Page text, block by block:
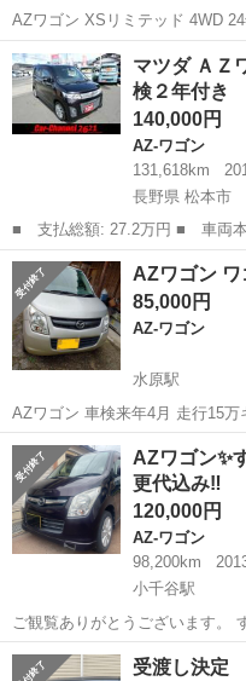
AZワゴン XSリミテッド 4WD 24年式 型式 MJ23S 車検令和9年7月
4日 走行159000キロ 不具合無し ナビTV ドラレコ バックモニター 内新潟 見附市 見附駅
マツダ ＡＺ
検２年付
140,000円
AZ-ワゴン
131,618km
長野県 松本市
■ 支払総額: 27.2万円 ■ 車両本体価格： 140,000 円 ■ メーカー
名： マツダ ■ 車種名： ＡＺ
ド名： ＸＴ 車検２年付き
ｈ ＥＴＣ ...
長野 松本市 AZ-ワゴン
AZワゴン
85,000円
AZ-ワゴン
水原駅
AZワゴン 車検来年4月 走行15万キロ 特に不具合ありません。 名義変
更まで2万円預かります。 先に
くなったので値下げしました。
新潟 阿賀野市 水原駅
AZワゴン✨
更代込み‼️
120,000円
AZ-ワゴン
98,200km
小千谷駅
ご観覧ありがとうございます。 すぐ
ン 普段乗ってるので今のところ走行になんの 問題もございません。
車検 Ｒ8年8月 年式Ｈ24 走行
新潟 小千谷市 小千谷駅
受渡し決定